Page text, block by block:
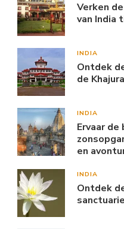
Verken
van India
INDIA
Ontdek
de
INDIA
Ervaar
en
INDIA
Ontdek